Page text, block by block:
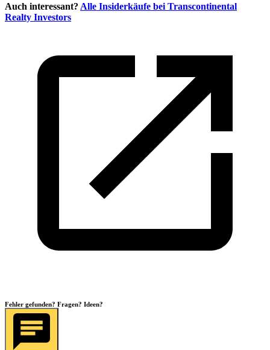
Auch interessant? Alle Insiderkäufe bei Transcontinental
Realty Investors
Fehler gefunden? Fragen? Ideen?